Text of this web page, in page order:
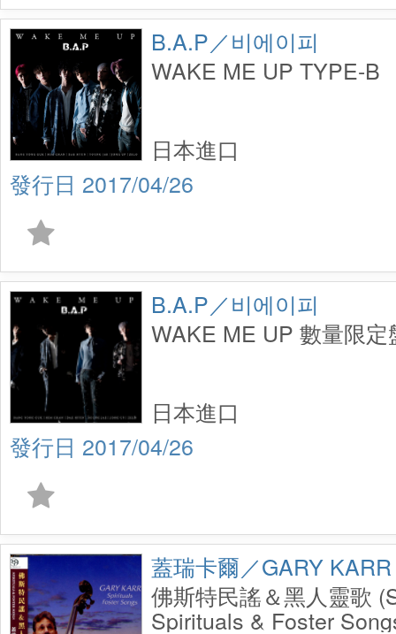
B.A.P／비에이피
WAKE ME UP TYPE-B
2017/04/26
日本進口
B.A.P／비에이피
WAKE ME UP 數量限定
2017/04/26
日本進口
蓋瑞卡爾／GARY KARR
佛斯特民謠＆黑人靈歌
Spirituals & Foster